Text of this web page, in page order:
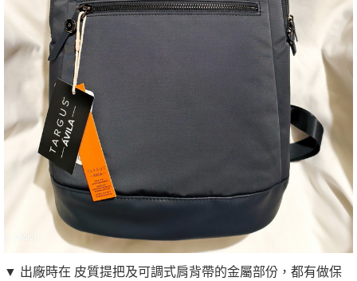
▼ 出廠時在 皮質提把及可調式肩背帶的金屬部份，都有做保